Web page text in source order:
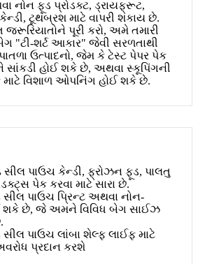
ફૂડ પ્રોડક્ટ, ડ્રાયફ્રૂટ,
કેન્ડી, ટૂથબ્રશ માટે વાપરી શકાય છે.
જરૂરિયાતોને પૂરી કરો, અમે તમારી
"ટી-શર્ટ આકાર" જેવી સરળતાથી
ઉત્પાદનો, જેમ કે ટેસ્ટ પેપર પેક
સાંકડી હોઈ શકે છે, અથવા સ્કૂપિંગની
માટે વિશાળ ઓપનિંગ હોઈ શકે છે.
પાઉચ કેન્ડી, ફ્રોઝન ફૂડ, પાલતુ
પેક કરવા માટે સારા છે.
પાઉચ પ્રિન્ટ અથવા નોન-
શકે છે, જે અમને વિવિધ બેગ સાઈઝ
પાઉચ લાંબા શેલ્ફ લાઈફ માટે
પ્રદાન કરશે